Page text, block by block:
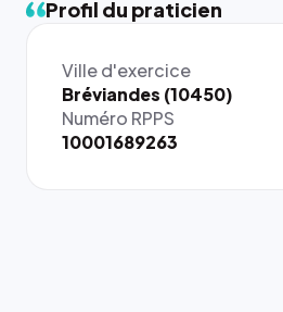
Profil du praticien
Ville d'exercice
Bréviandes (10450)
Numéro RPPS
10001689263
{# 40×40
: la taille
rendue par
`.profile-